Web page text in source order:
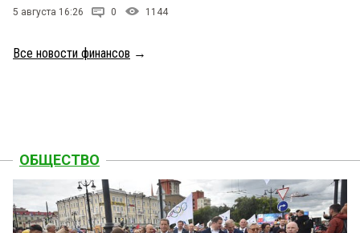
5 августа 16:26 0 1144
Все новости финансов →
ОБЩЕСТВО